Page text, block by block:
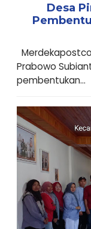
Desa
Prabowo
pembentukan...